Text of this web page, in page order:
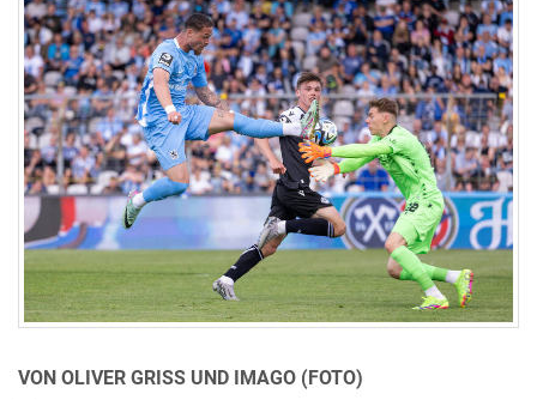
VON OLIVER GRISS UND IMAGO (FOTO)